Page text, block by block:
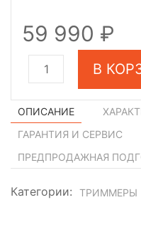
59 990
В
ОПИСАНИЕ
ГАРАНТИЯ И СЕРВИС
ПРЕДПРОДАЖНАЯ
Категории: ТРИММЕРЫ